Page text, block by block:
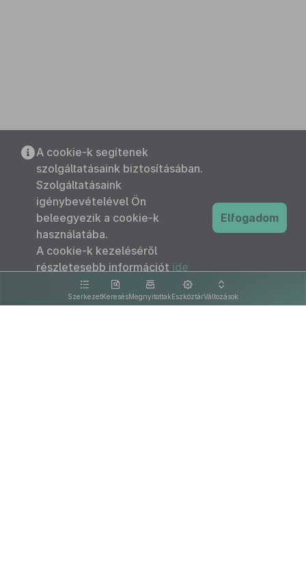
SzerkezetKeresésMegnyitottakEszköztárVáltozások
A cookie-k segítenek
szolgáltatásaink biztosításában.
Szolgáltatásaink
igénybevételével Ön
beleegyezik a cookie-k
használatába.
A cookie-k kezeléséről
részletesebb információt ide
kattintva olvashat.
Elfogadom